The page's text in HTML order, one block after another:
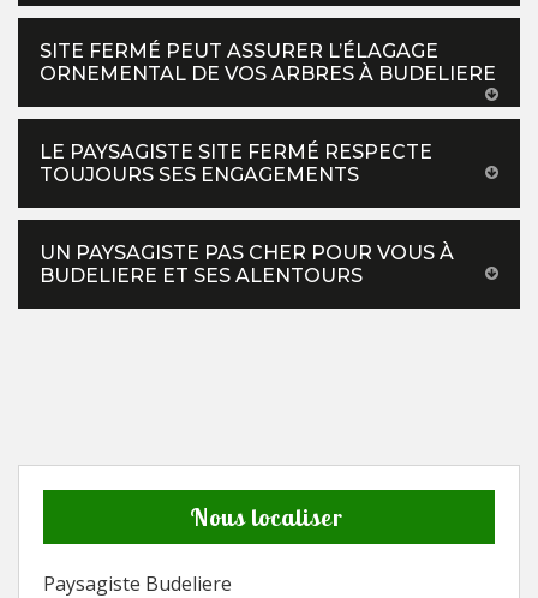
SITE FERMÉ PEUT ASSURER L’ÉLAGAGE
ORNEMENTAL DE VOS ARBRES À BUDELIERE
LE PAYSAGISTE SITE FERMÉ RESPECTE
TOUJOURS SES ENGAGEMENTS
UN PAYSAGISTE PAS CHER POUR VOUS À
BUDELIERE ET SES ALENTOURS
Nous localiser
Paysagiste Budeliere